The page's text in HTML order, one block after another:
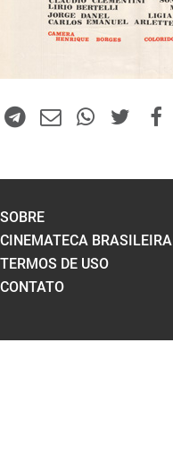
SOBRE
CINEMATECA BRASILEIRA
TERMOS DE USO
CONTATO